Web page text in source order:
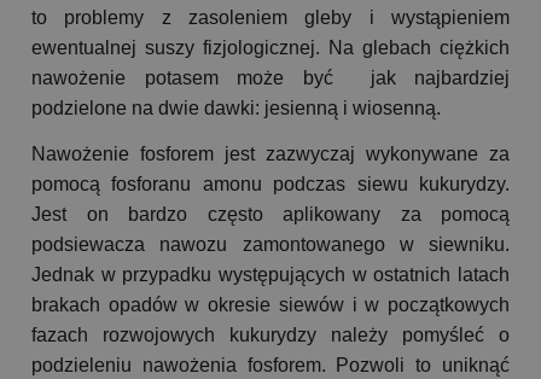
to problemy z zasoleniem gleby i wystąpieniem
ewentualnej suszy fizjologicznej. Na glebach ciężkich
nawożenie potasem może być jak najbardziej
podzielone na dwie dawki: jesienną i wiosenną.
Nawożenie fosforem jest zazwyczaj wykonywane za
pomocą fosforanu amonu podczas siewu kukurydzy.
Jest on bardzo często aplikowany za pomocą
podsiewacza nawozu zamontowanego w siewniku.
Jednak w przypadku występujących w ostatnich latach
brakach opadów w okresie siewów i w początkowych
fazach rozwojowych kukurydzy należy pomyśleć o
podzieleniu nawożenia fosforem. Pozwoli to uniknąć